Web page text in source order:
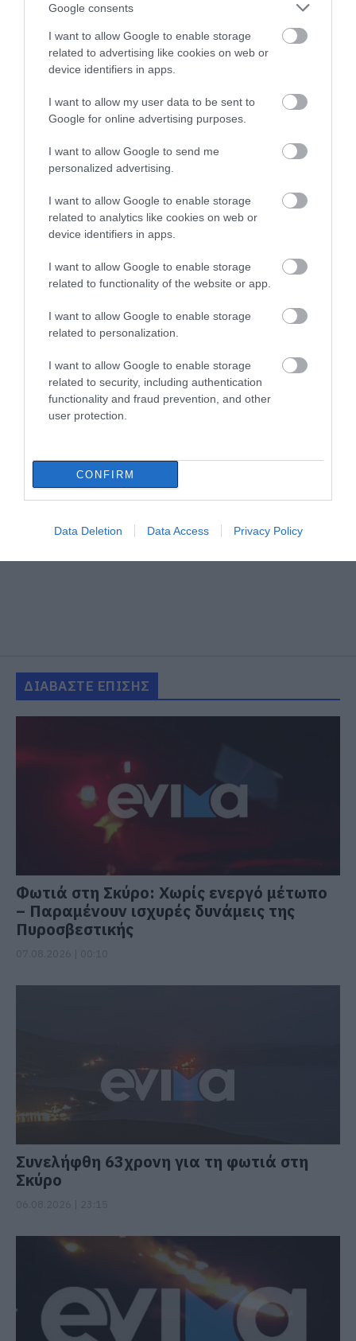
Google consents
I want to allow Google to enable storage
related to advertising like cookies on web or
device identifiers in apps.
I want to allow my user data to be sent to
Google for online advertising purposes.
I want to allow Google to send me
personalized advertising.
I want to allow Google to enable storage
related to analytics like cookies on web or
device identifiers in apps.
I want to allow Google to enable storage
related to functionality of the website or app.
I want to allow Google to enable storage
related to personalization.
I want to allow Google to enable storage
related to security, including authentication
functionality and fraud prevention, and other
user protection.
CONFIRM
Data Deletion Data Access Privacy Policy
ΔΙΑΒΑΣΤΕ ΕΠΙΣΗΣ
Φωτιά στη Σκύρο: Χωρίς ενεργό μέτωπο
– Παραμένουν ισχυρές δυνάμεις της
Πυροσβεστικής
Συνελήφθη 63χρονη για τη φωτιά στη
Σκύρο